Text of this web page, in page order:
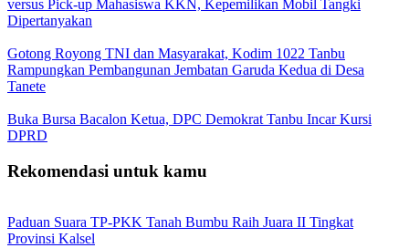
versus Pick-up Mahasiswa KKN, Kepemilikan Mobil Tangki
Dipertanyakan
Gotong Royong TNI dan Masyarakat, Kodim 1022 Tanbu
Rampungkan Pembangunan Jembatan Garuda Kedua di Desa
Tanete
Buka Bursa Bacalon Ketua, DPC Demokrat Tanbu Incar Kursi
DPRD
Rekomendasi untuk kamu
Paduan Suara TP-PKK Tanah Bumbu Raih Juara II Tingkat
Provinsi Kalsel